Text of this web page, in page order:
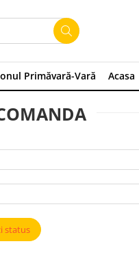
Primăvară-Vară Acasa
status